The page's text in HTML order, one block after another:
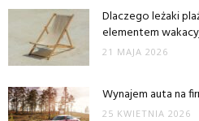
Dlaczego leżaki
elementem
21 MAJA 2026
Wynajem auta na
25 KWIETNIA 2026